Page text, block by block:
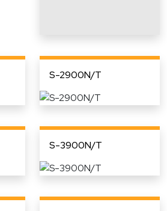
S-2900N/T
S-3900N/T